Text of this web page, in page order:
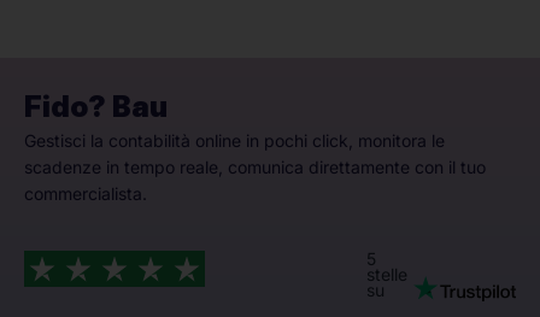
Fido? Bau
Gestisci la contabilità online in pochi click, monitora le
scadenze in tempo reale, comunica direttamente con il tuo
commercialista.
5
stelle
su